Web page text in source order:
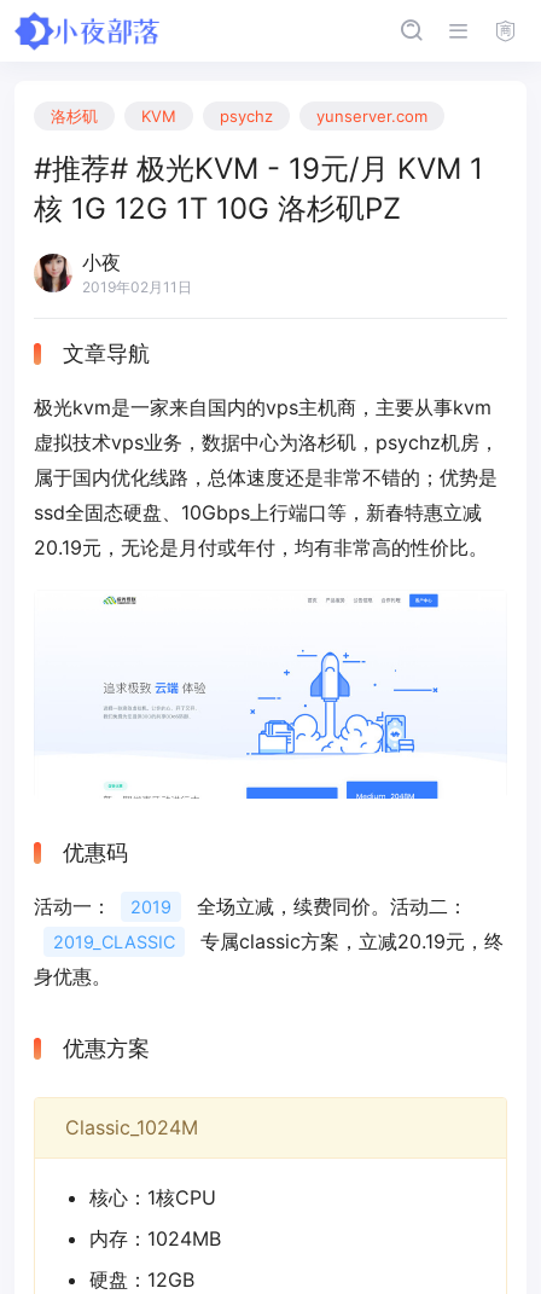
洛杉矶 KVM psychz yunserver.com
#推荐# 极光KVM - 19元/月 KVM 1
核 1G 12G 1T 10G 洛杉矶PZ
小夜
2019年02月11日
文章导航
极光kvm是一家来自国内的vps主机商，主要从事kvm
虚拟技术vps业务，数据中心为洛杉矶，psychz机房，
属于国内优化线路，总体速度还是非常不错的；优势是
ssd全固态硬盘、10Gbps上行端口等，新春特惠立减
20.19元，无论是月付或年付，均有非常高的性价比。
优惠码
活动一： 2019 全场立减，续费同价。活动二：
2019_CLASSIC
专属classic方案，立减20.19元，终
身优惠。
优惠方案
Classic_1024M
核心：1核CPU
内存：1024MB
硬盘：12GB